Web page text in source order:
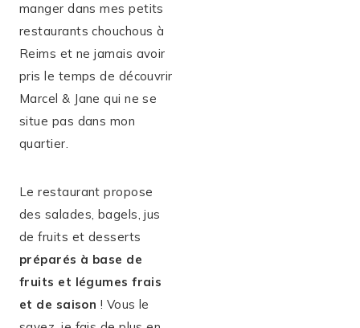
manger dans mes petits
restaurants chouchous à
Reims et ne jamais avoir
pris le temps de découvrir
Marcel & Jane qui ne se
situe pas dans mon
quartier.
Le restaurant propose
des salades, bagels, jus
de fruits et desserts
préparés à base de
fruits et légumes frais
et de saison ! Vous le